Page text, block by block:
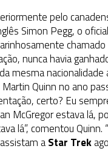
pelo
Simon Pegg, o
nunca havia
mesma nacionalidade
Quinn no ano
certo? Eu
McGregor estava lá,
lá”, comentou Quinn.
aStar Trek